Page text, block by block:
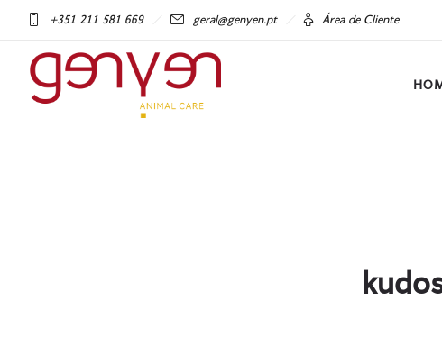
+351 211 581 669 geral@genyen.pt Área de Cliente